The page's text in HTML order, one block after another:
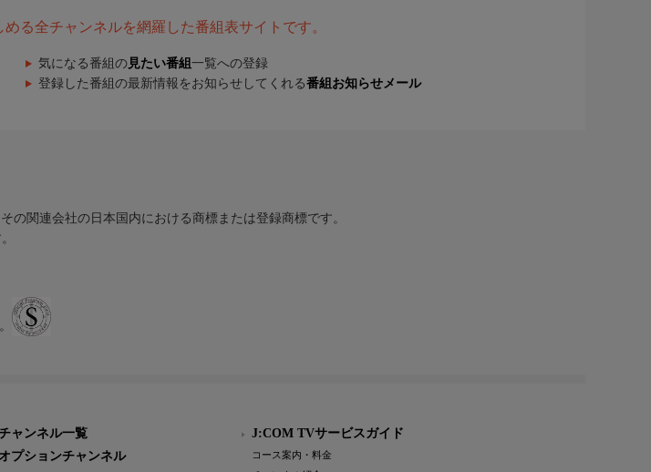
る全チャンネルを網羅した番組表サイトです。
気になる番組の 見たい番組 一覧への登録
登録した番組の最新情報をお知らせしてくれる番組お知らせメール
の関連会社の日本国内における商標または登録商標です。
ャンネル一覧
オプションチャンネル
J:COM TVサービスガイド
コース案内・料金